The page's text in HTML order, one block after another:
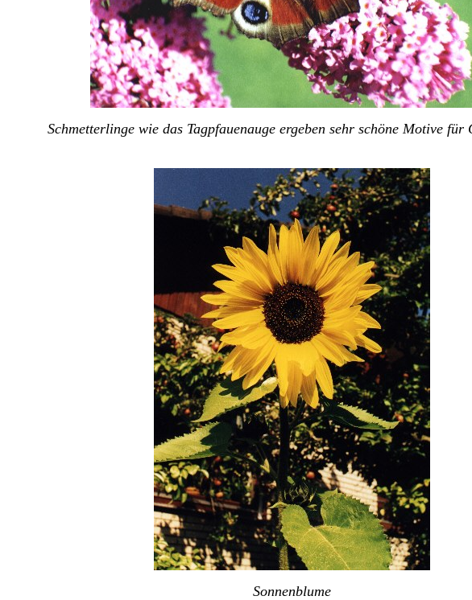
Schmetterlinge wie das Tagpfauenauge ergeben sehr schöne Motive für
Sonnenblume